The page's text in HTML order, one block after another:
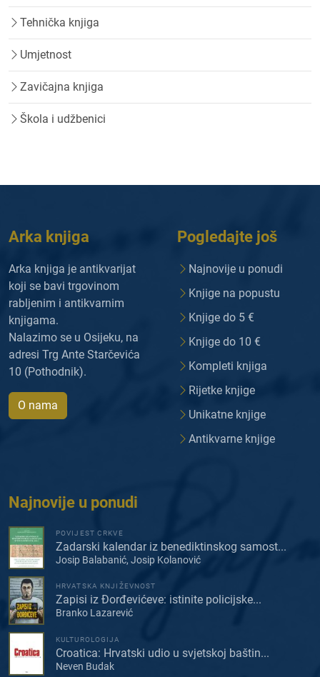
Tehnička knjiga
Umjetnost
Zavičajna knjiga
Škola i udžbenici
Arka knjiga
Arka knjiga je antikvarijat
koji se bavi trgovinom
rabljenim i antikvarnim
knjigama.
Nalazimo se u Osijeku, na
adresi Trg Ante Starčevića
10 (Pothodnik).
O nama
Pogledajte još
Najnovije u ponudi
Knjige na popustu
Knjige do 5 €
Knjige do 10 €
Kompleti knjiga
Rijetke knjige
Unikatne knjige
Antikvarne knjige
Najnovije u ponudi
POVIJEST CRKVE
Zadarski kalendar iz benediktinskog samost...
Josip Balabanić, Josip Kolanović
HRVATSKA KNJIŽEVNOST
Zapisi iz Đorđevićeve: istinite policijske...
Branko Lazarević
KULTUROLOGIJA
Croatica: Hrvatski udio u svjetskoj baštin...
Neven Budak